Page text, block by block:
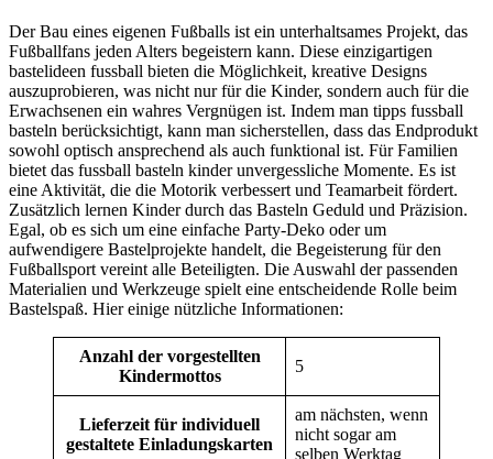
Der Bau eines eigenen Fußballs ist ein unterhaltsames Projekt, das
Fußballfans jeden Alters begeistern kann. Diese einzigartigen
bastelideen fussball bieten die Möglichkeit, kreative Designs
auszuprobieren, was nicht nur für die Kinder, sondern auch für die
Erwachsenen ein wahres Vergnügen ist. Indem man tipps fussball
basteln berücksichtigt, kann man sicherstellen, dass das Endprodukt
sowohl optisch ansprechend als auch funktional ist. Für Familien
bietet das fussball basteln kinder unvergessliche Momente. Es ist
eine Aktivität, die die Motorik verbessert und Teamarbeit fördert.
Zusätzlich lernen Kinder durch das Basteln Geduld und Präzision.
Egal, ob es sich um eine einfache Party-Deko oder um
aufwendigere Bastelprojekte handelt, die Begeisterung für den
Fußballsport vereint alle Beteiligten. Die Auswahl der passenden
Materialien und Werkzeuge spielt eine entscheidende Rolle beim
Bastelspaß. Hier einige nützliche Informationen:
Anzahl der vorgestellten
Kindermottos
5
Lieferzeit für individuell
gestaltete Einladungskarten
am nächsten, wenn
nicht sogar am
selben Werktag